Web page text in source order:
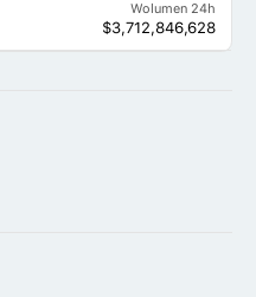
Wolumen 24h
$3,712,846,628